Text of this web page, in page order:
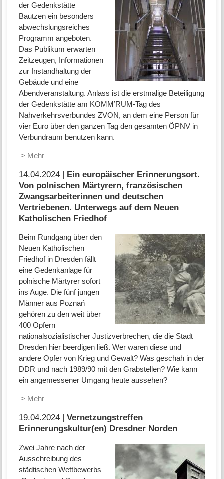
der Gedenkstätte
Bautzen ein besonders
abwechslungsreiches
Programm angeboten.
Das Publikum erwarten
Zeitzeugen, Informationen
zur Instandhaltung der
Gebäude und eine
Abendveranstaltung. Anlass ist die erstmalige Beteiligung
der Gedenkstätte am KOMM’RUM-Tag des
Nahverkehrsverbundes ZVON, an dem eine Person für
vier Euro über den ganzen Tag den gesamten ÖPNV in
Verbundraum benutzen kann.
> Mehr
14.04.2024 | Ein europäischer Erinnerungsort.
Von polnischen Märtyrern, französischen
Zwangsarbeiterinnen und deutschen
Vertriebenen. Unterwegs auf dem Neuen
Katholischen Friedhof
Beim Rundgang über den
Neuen Katholischen
Friedhof in Dresden fällt
eine Gedenkanlage für
polnische Märtyrer sofort
ins Auge. Die fünf jungen
Männer aus Poznań
gehören zu den weit über
400 Opfern
nationalsozialistischer Justizverbrechen, die die Stadt
Dresden hier beerdigen ließ. Wer waren diese und
andere Opfer von Krieg und Gewalt? Was geschah in der
DDR und nach 1989/90 mit den Grabstellen? Wie kann
ein angemessener Umgang heute aussehen?
> Mehr
19.04.2024 | Vernetzungstreffen
Erinnerungskultur(en) Dresdner Norden
Zwei Jahre nach der
Ausschreibung des
städtischen Wettbewerbs